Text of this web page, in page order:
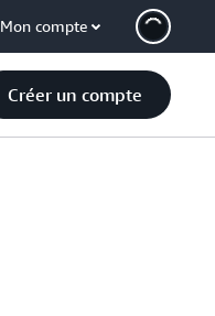
Mon compte
Créer un compte